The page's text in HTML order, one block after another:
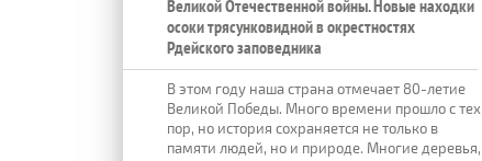
Великой Отечественной войны. Новые находки
осоки трясунковидной в окрестностях
Рдейского заповедника
В этом году наша страна отмечает 80-летие
Великой Победы. Много времени прошло с тех
пор, но история сохраняется не только в
памяти людей, но и природе. Многие деревья,